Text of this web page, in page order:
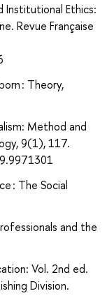
Institutional Ethics:
Revue Française
: Theory,
Method and
9(1), 117.
: The Social
and the
Vol. 2nd ed.
Division.